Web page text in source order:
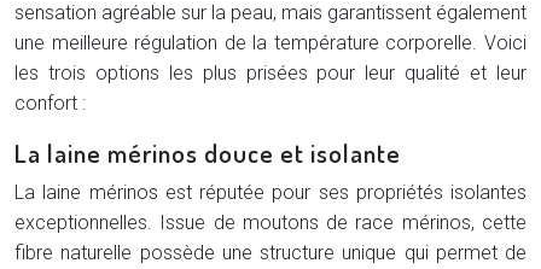
sensation agréable sur la peau, mais garantissent également
une meilleure régulation de la température corporelle. Voici
les trois options les plus prisées pour leur qualité et leur
confort :
La laine mérinos douce et isolante
La laine mérinos est réputée pour ses propriétés isolantes
exceptionnelles. Issue de moutons de race mérinos, cette
fibre naturelle possède une structure unique qui permet de